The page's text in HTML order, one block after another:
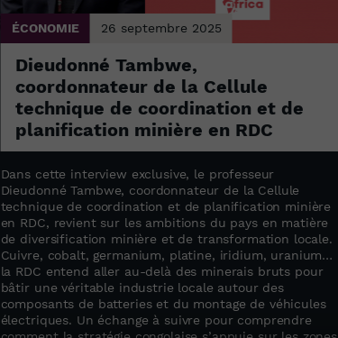
ÉCONOMIE 26 septembre 2025
Dieudonné Tambwe,
coordonnateur de la Cellule
technique de coordination et de
planification minière en RDC
Dans cette interview exclusive, le professeur
Dieudonné Tambwe, coordonnateur de la Cellule
technique de coordination et de planification minière
en RDC, revient sur les ambitions du pays en matière
de diversification minière et de transformation locale.
Cuivre, cobalt, germanium, platine, iridium, uranium…
la RDC entend aller au-delà des minerais bruts pour
bâtir une véritable industrie locale autour des
composants de batteries et du montage de véhicules
électriques. Un échange à suivre pour comprendre